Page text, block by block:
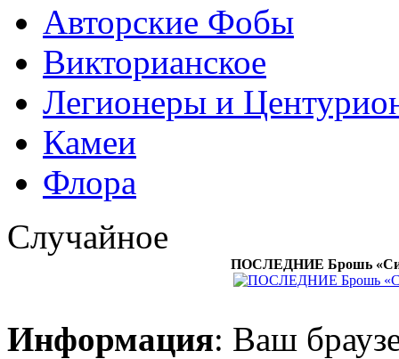
Авторские Фобы
Викторианское
Легионеры и
Камеи
Флора
Случайное
ПОСЛЕДНИЕ Брошь
Информация: Ваш